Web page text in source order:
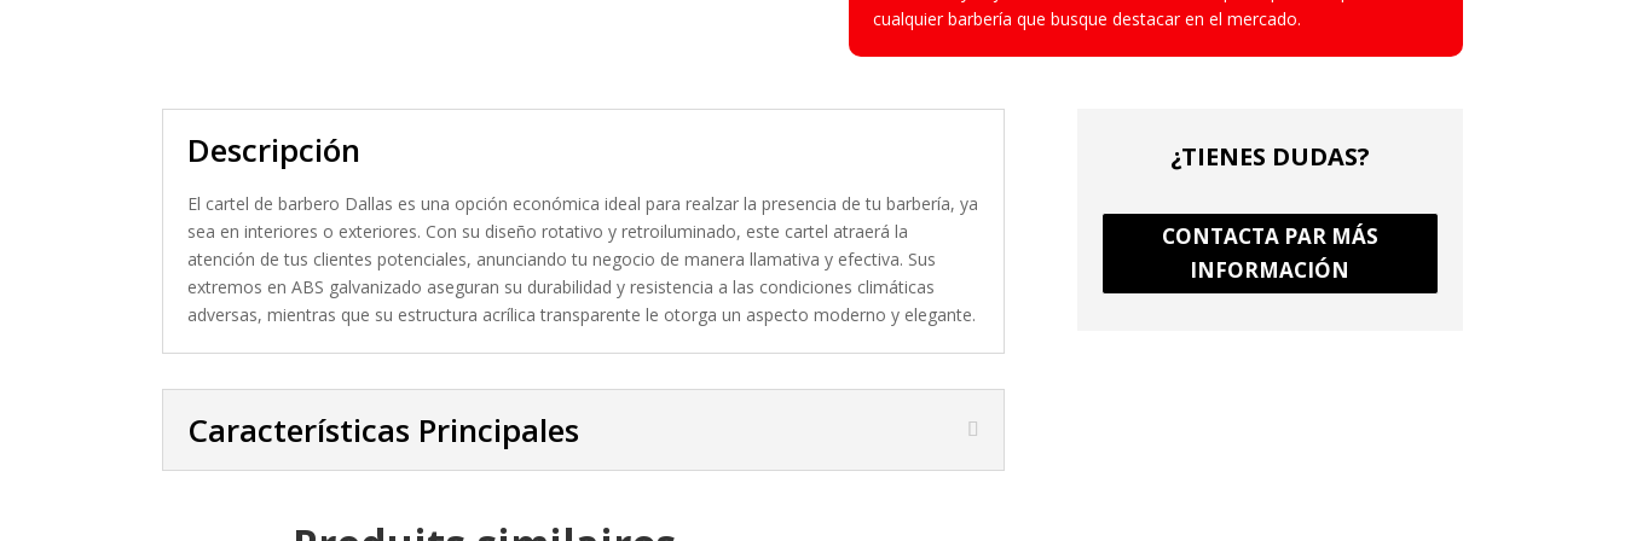
cualquier barbería que busque destacar en el mercado.
Descripción
El cartel de barbero Dallas es una opción económica ideal para realzar la presencia de tu barbería, ya
sea en interiores o exteriores. Con su diseño rotativo y retroiluminado, este cartel atraerá la
atención de tus clientes potenciales, anunciando tu negocio de manera llamativa y efectiva. Sus
extremos en ABS galvanizado aseguran su durabilidad y resistencia a las condiciones climáticas
adversas, mientras que su estructura acrílica transparente le otorga un aspecto moderno y elegante.
Características Principales
¿TIENES DUDAS?
CONTACTA PAR MÁS
INFORMACIÓN